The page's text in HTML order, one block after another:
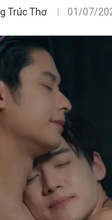
Trúc Thơ 01/07/